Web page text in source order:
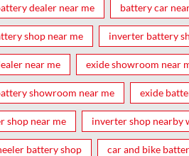
dealer near me battery car
shop near me inverter battery
near me exide showroom near
showroom near me exide
shop near me inverter shop nearby
battery shop car and bike